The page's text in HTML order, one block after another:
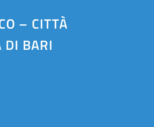
– CITTÀ
DI BARI